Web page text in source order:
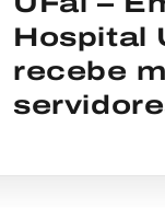
Hospital
recebe